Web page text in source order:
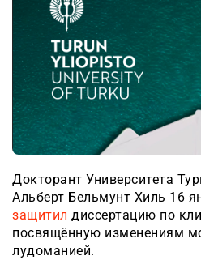
Докторант Университета
Альберт Бельмунт Хиль 16
защитил диссертацию по
посвящённую изменениям
лудоманией.